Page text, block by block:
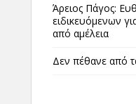
Άρειος Πάγος:
ειδικευόμενων
από αμέλεια
Δεν πέθανε από